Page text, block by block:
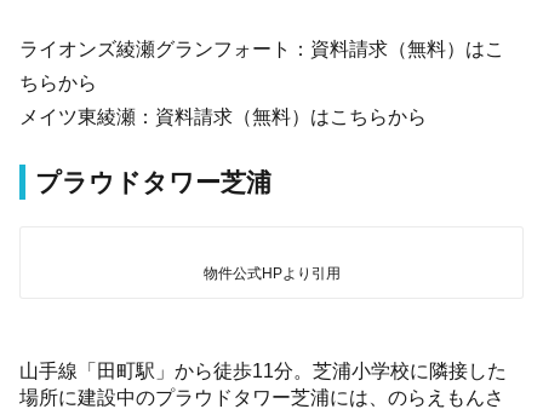
ライオンズ綾瀬グランフォート：資料請求（無料）はこ
ちらから
メイツ東綾瀬：資料請求（無料）はこちらから
プラウドタワー芝浦
物件公式HPより引用
山手線「田町駅」から徒歩11分。芝浦小学校に隣接した
場所に建設中のプラウドタワー芝浦には、のらえもんさ